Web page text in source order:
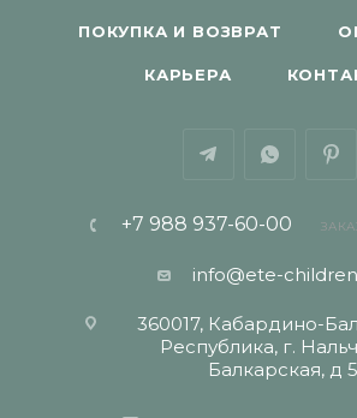
ПОКУПКА И ВОЗВРАТ
КАРЬЕРА
+7 988 937-60-00
info@ete-
360017, Кабардино-
Республика, г.
Балкарская, д